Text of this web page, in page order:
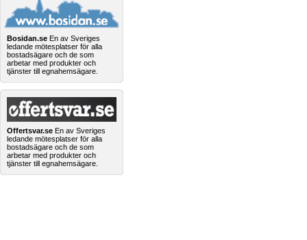
Bosidan.se En av Sveriges
ledande mötesplatser för alla
bostadsägare och de som
arbetar med produkter och
tjänster till egnahemsägare.
Offertsvar.se En av Sveriges
ledande mötesplatser för alla
bostadsägare och de som
arbetar med produkter och
tjänster till egnahemsägare.